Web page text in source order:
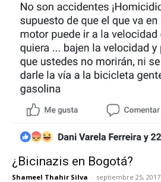
¿Bicinazis en Bogotá?
Shameel Thahir Silva - septiembre 25, 2017